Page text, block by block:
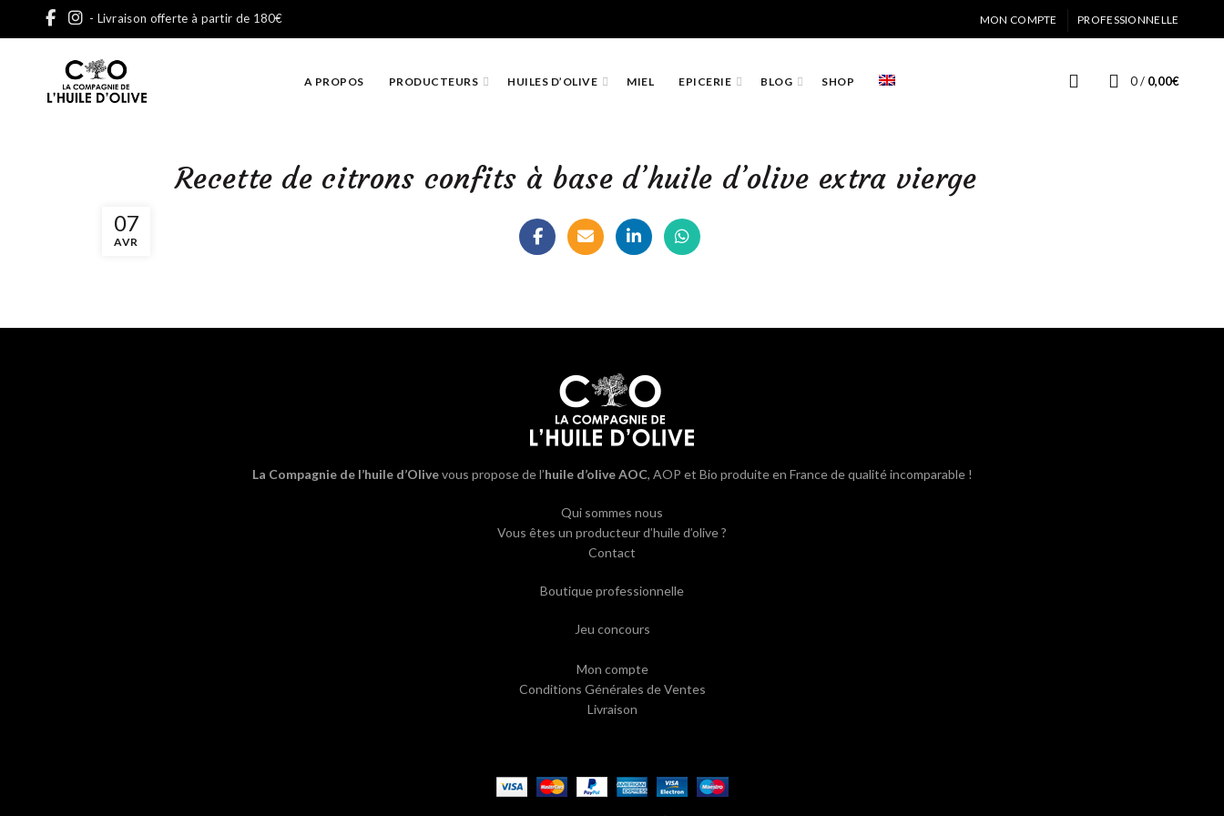
- Livraison offerte à partir de 180€ MON COMPTE PROFESSIONNELLE
A PROPOS PRODUCTEURS HUILES D’OLIVE MIEL EPICERIE BLOG SHOP 0 / 0,00€
07
AVR
Recette de citrons confits à base d’huile d’olive extra vierge
La Compagnie de l’huile d’Olivevous propose de l’huile d’olive AOC, AOP et Bio produite en France de qualité incomparable !
Qui sommes nous
Vous êtes un producteur d’huile d’olive ?
Contact
Boutique professionnelle
Jeu concours
Mon compte
Conditions Générales de Ventes
Livraison